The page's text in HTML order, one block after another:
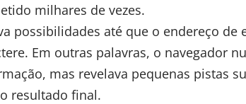
milhares de vezes.
possibilidades até que o endereço de
Em outras palavras, o navegador
mas revelava pequenas pistas
resultado final.